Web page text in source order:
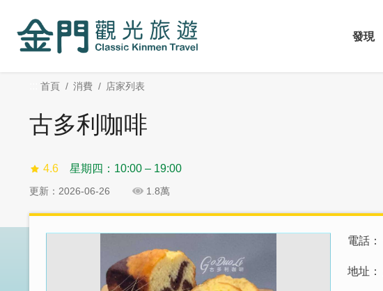
內
發現
首頁 消費 店家列表
古多利咖啡
4.6 星期四：10:00 – 19:00
更新：2026-06-26 1.8萬
分
電話
地址